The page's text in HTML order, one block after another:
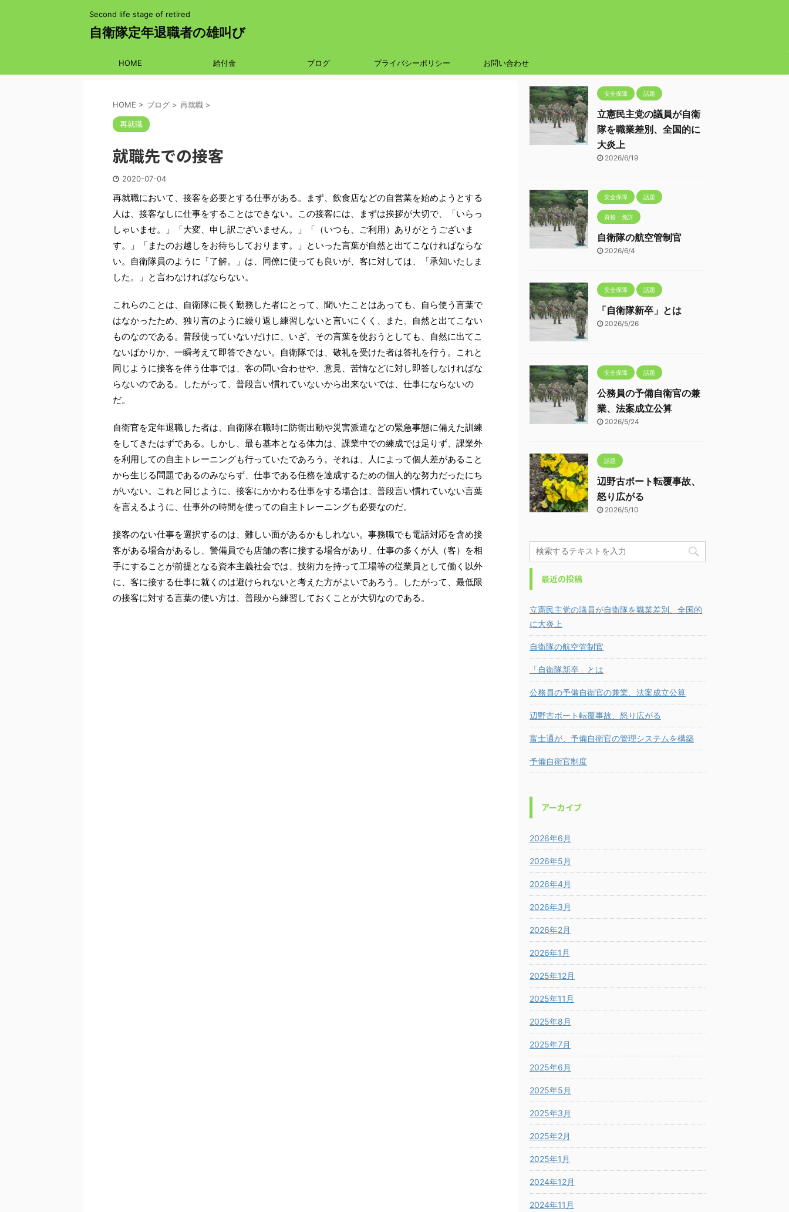
Second life stage of retired
自衛隊定年退職者の雄叫び
HOME 給付金 ブログ プライバシーポリシー お問い合わせ
HOME > ブログ > 再就職 >
再就職
就職先での接客
2020-07-04
再就職において、接客を必要とする仕事がある。まず、飲食店などの自営業を始めようとする
人は、接客なしに仕事をすることはできない。この接客には、まずは挨拶が大切で、「いらっ
しゃいませ。」「大変、申し訳ございません。」「（いつも、ご利用）ありがとうございま
す。」「またのお越しをお待ちしております。」といった言葉が自然と出てこなければならな
い。自衛隊員のように「了解。」は、同僚に使っても良いが、客に対しては、「承知いたしま
した。」と言わなければならない。
これらのことは、自衛隊に長く勤務した者にとって、聞いたことはあっても、自ら使う言葉で
はなかったため、独り言のように繰り返し練習しないと言いにくく、また、自然と出てこない
ものなのである。普段使っていないだけに、いざ、その言葉を使おうとしても、自然に出てこ
ないばかりか、一瞬考えて即答できない。自衛隊では、敬礼を受けた者は答礼を行う。これと
同じように接客を伴う仕事では、客の問い合わせや、意見、苦情などに対し即答しなければな
らないのである。したがって、普段言い慣れていないから出来ないでは、仕事にならないの
だ。
自衛官を定年退職した者は、自衛隊在職時に防衛出動や災害派遣などの緊急事態に備えた訓練
をしてきたはずである。しかし、最も基本となる体力は、課業中での練成では足りず、課業外
を利用しての自主トレーニングも行っていたであろう。それは、人によって個人差があること
から生じる問題であるのみならず、仕事である任務を達成するための個人的な努力だったにち
がいない。これと同じように、接客にかかわる仕事をする場合は、普段言い慣れていない言葉
を言えるように、仕事外の時間を使っての自主トレーニングも必要なのだ。
接客のない仕事を選択するのは、難しい面があるかもしれない。事務職でも電話対応を含め接
客がある場合があるし、警備員でも店舗の客に接する場合があり、仕事の多くが人（客）を相
手にすることが前提となる資本主義社会では、技術力を持って工場等の従業員として働く以外
に、客に接する仕事に就くのは避けられないと考えた方がよいであろう。したがって、最低限
の接客に対する言葉の使い方は、普段から練習しておくことが大切なのである。
安全保障 話題
立憲民主党の議員が自衛
隊を職業差別、全国的に
大炎上
2026/6/19
安全保障 話題
資格・免許
自衛隊の航空管制官
2026/6/4
安全保障 話題
「自衛隊新卒」とは
2026/5/26
安全保障 話題
公務員の予備自衛官の兼
業、法案成立公算
2026/5/24
話題
辺野古ボート転覆事故、
怒り広がる
2026/5/10
最近の投稿
立憲民主党の議員が自衛隊を職業差別、全国的
に大炎上
自衛隊の航空管制官
「自衛隊新卒」とは
公務員の予備自衛官の兼業、法案成立公算
辺野古ボート転覆事故、怒り広がる
富士通が、予備自衛官の管理システムを構築
予備自衛官制度
アーカイブ
2026年6月
2026年5月
2026年4月
2026年3月
2026年2月
2026年1月
2025年12月
2025年11月
2025年8月
2025年7月
2025年6月
2025年5月
2025年3月
2025年2月
2025年1月
2024年12月
2024年11月